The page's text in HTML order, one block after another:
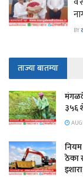
BY
ताज्या बातम्या
३५६
ठेका